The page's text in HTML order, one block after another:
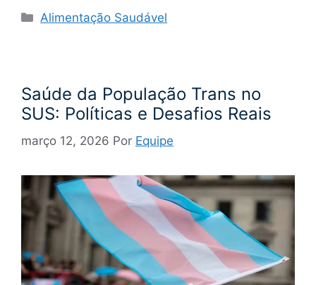
Categorias
Alimentação Saudável
Saúde da População Trans no
SUS: Políticas e Desafios Reais
março 12, 2026 Por Equipe